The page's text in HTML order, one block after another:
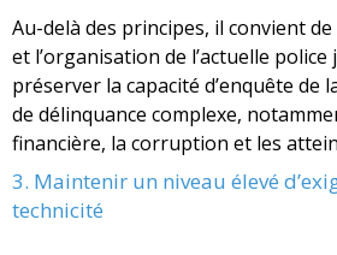
Au-delà des principes, il convient
et l’organisation de l’actuelle
préserver la capacité d’enquête de
de délinquance complexe,
financière, la corruption et les
3. Maintenir un niveau élevé
technicité